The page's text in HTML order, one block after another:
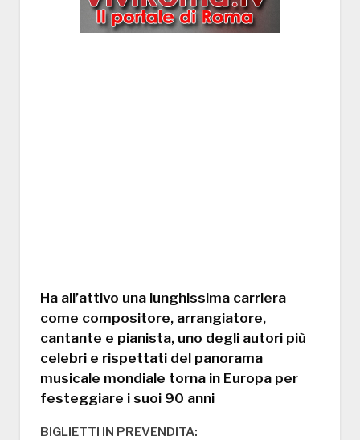
Ha all’attivo una lunghissima carriera
come compositore, arrangiatore,
cantante e pianista, uno degli autori più
celebri e rispettati del panorama
musicale mondiale torna in Europa per
festeggiare i suoi 90 anni
BIGLIETTI IN PREVENDITA: